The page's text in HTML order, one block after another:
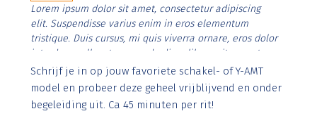
Lorem ipsum dolor sit amet, consectetur adipiscing
elit. Suspendisse varius enim in eros elementum
tristique. Duis cursus, mi quis viverra ornare, eros dolor
interdum nulla, ut commodo diam libero vitae erat.
Aenean faucibus nibh et justo cursus id rutrum lorem
imperdiet. Nunc ut sem vitae risus tristique posuere.
Schrijf je in op jouw favoriete schakel- of Y-AMT
model en probeer deze geheel vrijblijvend en onder
begeleiding uit. Ca 45 minuten per rit!